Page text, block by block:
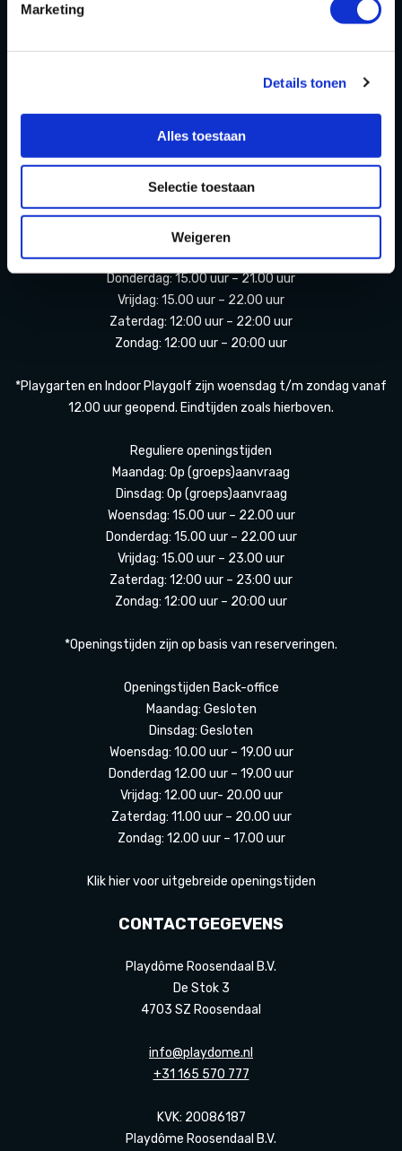
Marketing
Details tonen
Alles toestaan
Selectie toestaan
Weigeren
(11 juli t/m 23 augustus 2026)
Maandag: Gesloten
Dinsdag: Gesloten
Woensdag: 15.00 uur – 21.00 uur
Donderdag: 15.00 uur – 21.00 uur
Vrijdag: 15.00 uur – 22.00 uur
Zaterdag: 12:00 uur – 22:00 uur
Zondag: 12:00 uur – 20:00 uur
*Playgarten en Indoor Playgolf zijn woensdag t/m zondag vanaf
12.00 uur geopend. Eindtijden zoals hierboven.
Reguliere openingstijden
Maandag: Op (groeps)aanvraag
Dinsdag: Op (groeps)aanvraag
Woensdag: 15.00 uur – 22.00 uur
Donderdag: 15.00 uur – 22.00 uur
Vrijdag: 15.00 uur – 23.00 uur
Zaterdag: 12:00 uur – 23:00 uur
Zondag: 12:00 uur – 20:00 uur
*Openingstijden zijn op basis van reserveringen.
Openingstijden Back-office
Maandag: Gesloten
Dinsdag: Gesloten
Woensdag: 10.00 uur – 19.00 uur
Donderdag 12.00 uur – 19.00 uur
Vrijdag: 12.00 uur- 20.00 uur
Zaterdag: 11.00 uur – 20.00 uur
Zondag: 12.00 uur – 17.00 uur
Klik hier voor uitgebreide openingstijden
CONTACTGEGEVENS
Playdôme Roosendaal B.V.
De Stok 3
4703 SZ Roosendaal
info@playdome.nl
+31 165 570 777
KVK: 20086187
Playdôme Roosendaal B.V.